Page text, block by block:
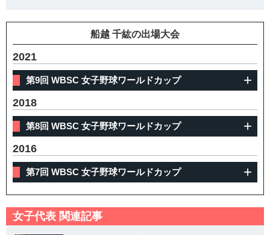
船越 千紘の出場大会
2021
第9回 WBSC 女子野球ワールドカップ
2018
第8回 WBSC 女子野球ワールドカップ
2016
第7回 WBSC 女子野球ワールドカップ
女子代表 関連記事